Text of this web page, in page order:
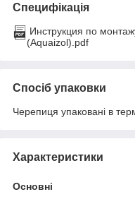
Специфікація
Инструкция по
(Aquaizol).pdf
Спосіб упаковки
Черепиця упаковані в
Характеристики
Основні